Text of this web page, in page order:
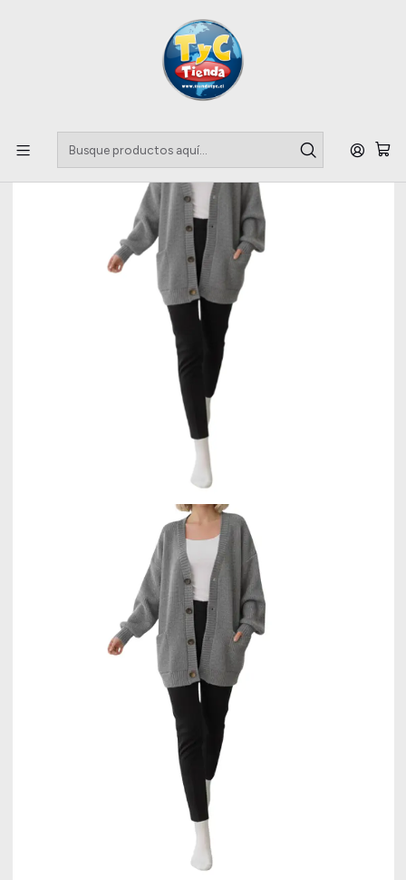
Llegaste a tu Importadora de Fardos !!
Apparel & Accessories
Fardo Chalecos Cardigans mujer premium 45kg